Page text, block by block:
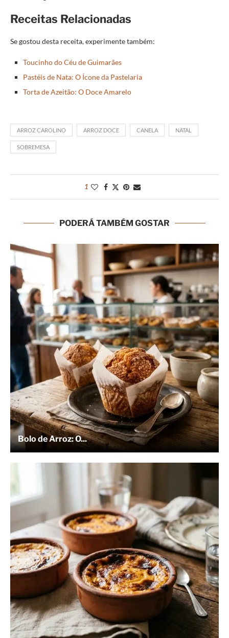
Receitas Relacionadas
Se gostou desta receita, experimente também:
Toucinho do Céu de Guimarães
Pastéis de Nata: O Ícone da Pastelaria
Torta de Azeitão: O Doce Amarelo
ARROZ CAROLINO ARROZ DOCE CANELA NATAL
SOBREMESA
1
PODERÁ TAMBÉM GOSTAR
Bolo de Arroz: O...